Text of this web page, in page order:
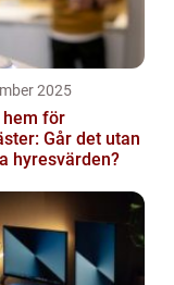
2025
för
Går det utan
hyresvärden?